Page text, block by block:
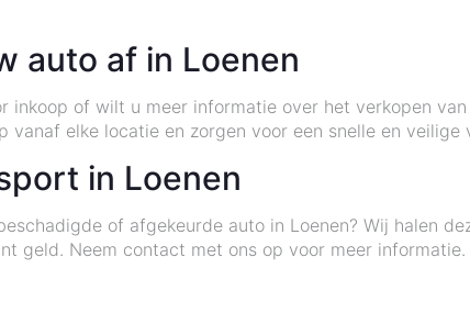
auto af in Loenen
inkoop of wilt u meer informatie over het verkopen
vanaf elke locatie en zorgen voor een snelle en veilige
in Loenen
of afgekeurde auto in Loenen? Wij halen
geld. Neem contact met ons op voor meer informatie.